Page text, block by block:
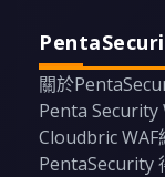
關於
Penta Security
Cloudbric WAF
PentaSecurity